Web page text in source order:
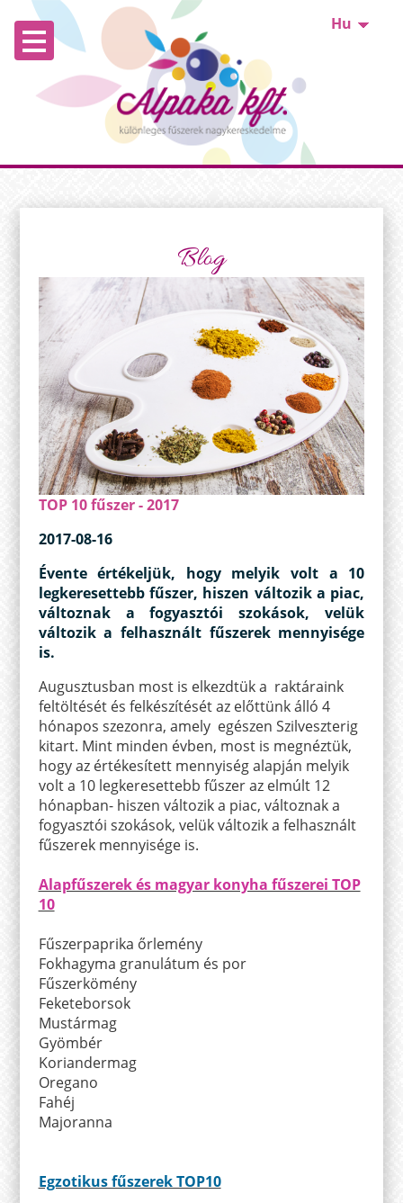
Hu
Blog
TOP 10 fűszer - 2017
2017-08-16
Évente értékeljük, hogy melyik volt a 10
legkeresettebb fűszer, hiszen változik a piac,
változnak a fogyasztói szokások, velük
változik a felhasznált fűszerek mennyisége
is.
Augusztusban most is elkezdtük a raktáraink
feltöltését és felkészítését az előttünk álló 4
hónapos szezonra, amely egészen Szilveszterig
kitart. Mint minden évben, most is megnéztük,
hogy az értékesített mennyiség alapján melyik
volt a 10 legkeresettebb fűszer az elmúlt 12
hónapban- hiszen változik a piac, változnak a
fogyasztói szokások, velük változik a felhasznált
fűszerek mennyisége is.
Alapfűszerek és magyar konyha fűszerei TOP
10
Fűszerpaprika őrlemény
Fokhagyma granulátum és por
Fűszerkömény
Feketeborsok
Mustármag
Gyömbér
Koriandermag
Oregano
Fahéj
Majoranna
Egzotikus fűszerek TOP10